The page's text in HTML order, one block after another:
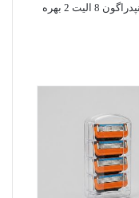
۲۰۲۶ معرفی شود، احتمالاً از پردازنده‌ی اسنپدراگون 8 الیت 2 بهره